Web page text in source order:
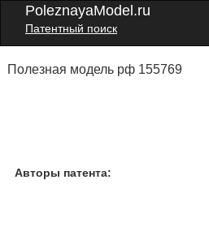
PoleznayaModel.ru
Патентный поиск
Полезная модель рф 155769
Авторы патента: